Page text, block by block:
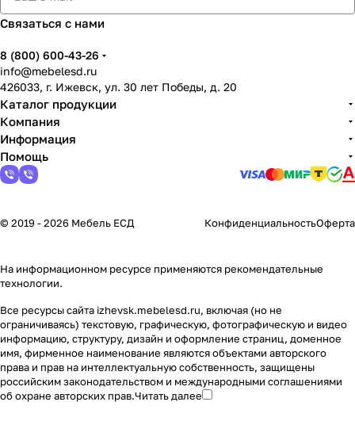
Связаться с нами
8 (800) 600-43-26
info@mebelesd.ru
426033, г. Ижевск, ул. 30 лет Победы, д. 20
Каталог продукции
Компания
Информация
Помощь
© 2019 - 2026 Мебель ЕСД КонфиденциальностьОферта
На информационном ресурсе применяются рекомендательные
технологии.
Все ресурсы сайта izhevsk.mebelesd.ru, включая (но не
ограничиваясь) текстовую, графическую, фотографическую и видео
информацию, структуру, дизайн и оформление страниц, доменное
имя, фирменное наименование являются объектами авторского
права и прав на интеллектуальную собственность, защищены
российским законодательством и международными соглашениями
об охране авторских прав.Читать далее